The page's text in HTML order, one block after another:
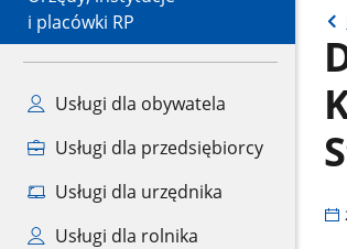
i placówki RP
Usługi dla obywatela
Usługi dla przedsiębiorcy
Usługi dla urzędnika
Usługi dla rolnika